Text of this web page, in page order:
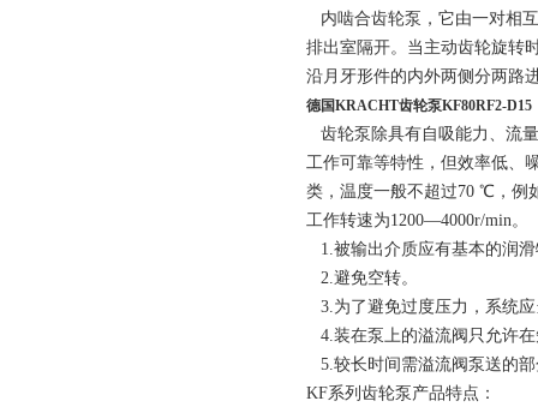
内啮合齿轮泵，它由一对相
排出室隔开。当主动齿轮旋转
沿月牙形件的内外两侧分两路
德国KRACHT齿轮泵KF80RF2-D15
齿轮泵除具有自吸能力、流
工作可靠等特性，但效率低、
类，温度一般不超过70 ℃，例
工作转速为1200—4000r/min。
1.被输出介质应有基本的润
2.避免空转。
3.为了避免过度压力，系统
4.装在泵上的溢流阀只允许
5.较长时间需溢流阀泵送的
KF系列齿轮泵产品特点：